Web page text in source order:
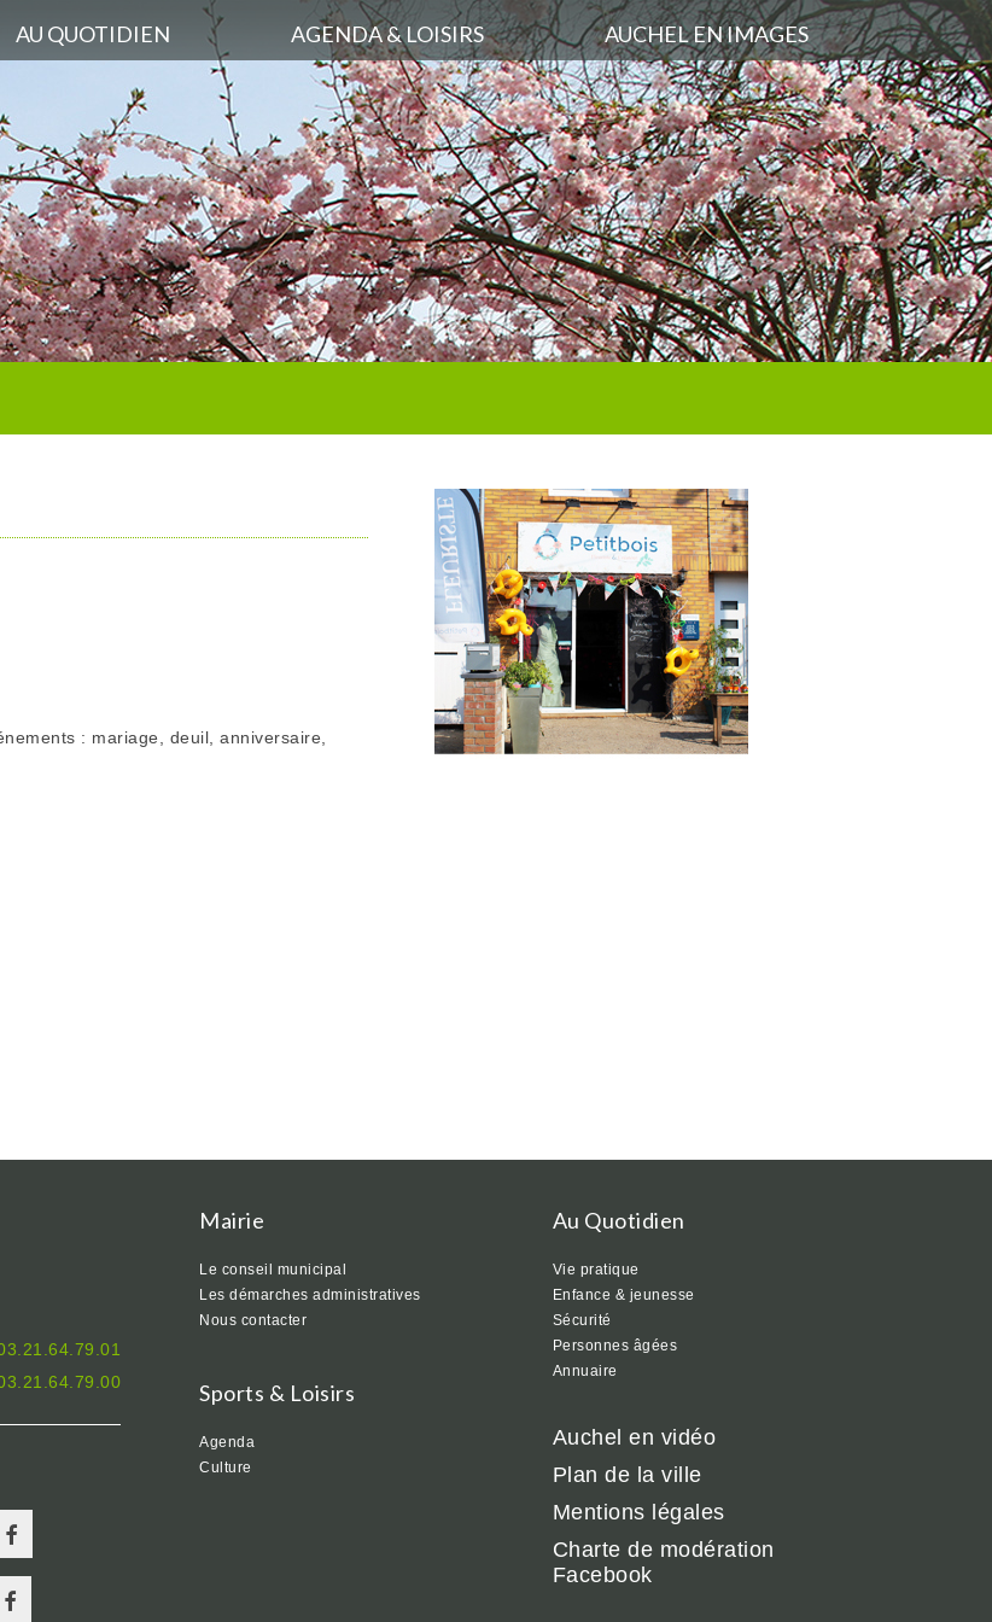
AU QUOTIDIEN AGENDA & LOISIRS AUCHEL EN IMAGES
: mariage, deuil, anniversaire,
Mairie
Le conseil municipal
Les démarches administratives
Nous contacter
Sports & Loisirs
Agenda
Culture
Au Quotidien
Vie pratique
Enfance & jeunesse
Sécurité
Personnes âgées
Annuaire
Auchel en vidéo
Plan de la ville
Mentions légales
Charte de modération
Facebook